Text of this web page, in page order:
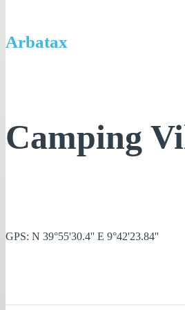
Arbatax
Camping
GPS: N 39°55'30.4'' E 9°42'23.84''